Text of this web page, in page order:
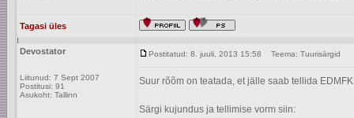
Tagasi üles
Devostator
Liitunud: 7 Sept 2007
Postitusi: 91
Asukoht: Tallinn
Postitatud: 8. juuli, 2013 15:58 Teema: Tuurisärgid
Suur rõõm on teatada, et jälle saab tellida
Särgi kujundus ja tellimise vorm siin: